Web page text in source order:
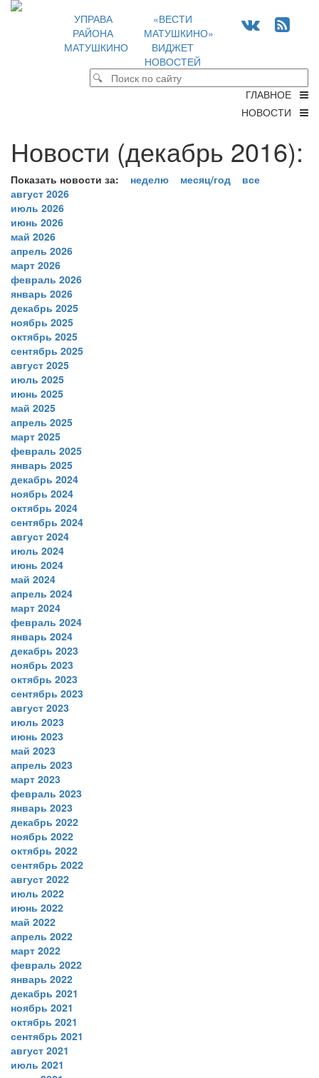
УПРАВА
РАЙОНА
МАТУШКИНО
«ВЕСТИ
МАТУШКИНО»
ВИДЖЕТ
НОВОСТЕЙ
ГЛАВНОЕ
НОВОСТИ
Новости (декабрь 2016):
Показать новости за: неделю месяц/год
все
август 2026
июль 2026
июнь 2026
май 2026
апрель 2026
март 2026
февраль 2026
январь 2026
декабрь 2025
ноябрь 2025
октябрь 2025
сентябрь 2025
август 2025
июль 2025
июнь 2025
май 2025
апрель 2025
март 2025
февраль 2025
январь 2025
декабрь 2024
ноябрь 2024
октябрь 2024
сентябрь 2024
август 2024
июль 2024
июнь 2024
май 2024
апрель 2024
март 2024
февраль 2024
январь 2024
декабрь 2023
ноябрь 2023
октябрь 2023
сентябрь 2023
август 2023
июль 2023
июнь 2023
май 2023
апрель 2023
март 2023
февраль 2023
январь 2023
декабрь 2022
ноябрь 2022
октябрь 2022
сентябрь 2022
август 2022
июль 2022
июнь 2022
май 2022
апрель 2022
март 2022
февраль 2022
январь 2022
декабрь 2021
ноябрь 2021
октябрь 2021
сентябрь 2021
август 2021
июль 2021